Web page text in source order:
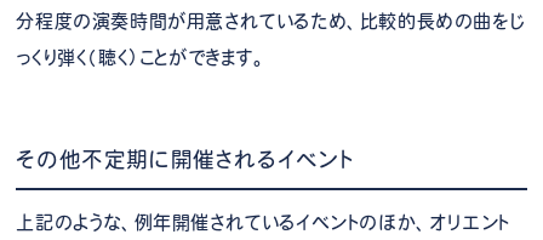
分程度の演奏時間が用意されているため、比較的長めの曲をじ
っくり弾く（聴く）ことができます。
その他不定期に開催されるイベント
上記のような、例年開催されているイベントのほか、オリエント